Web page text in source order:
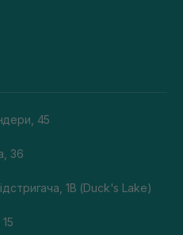
45
36
1В (Duck's Lake)